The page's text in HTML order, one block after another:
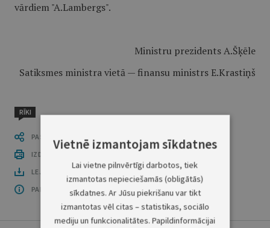
vārdiem "A.Lambergs".
Ministru prezidents A.Šķēle
Satiksmes ministra vietā — finansu ministrs E.Krastiņš
RĪKI
PASTĀSTI CITIEM
IZDRUKĀT PUBLIKĀCIJU
LEJUPLĀDĒT LAIDIENU (PDF)
PAR OFICIĀLO IZDEVUMU
Vietnē izmantojam sīkdatnes
Lai vietne pilnvērtīgi darbotos, tiek
izmantotas nepieciešamās (obligātās)
sīkdatnes. Ar Jūsu piekrišanu var tikt
izmantotas vēl citas – statistikas, sociālo
mediju un funkcionalitātes. Papildinformācijai